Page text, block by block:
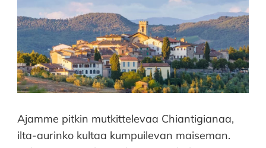
Ajamme pitkin mutkittelevaa Chiantigianaa,
ilta-aurinko kultaa kumpuilevan maiseman.